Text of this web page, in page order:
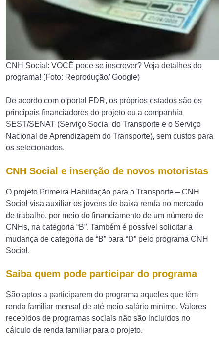
CNH Social: VOCÊ pode se inscrever? Veja detalhes do
programa! (Foto: Reprodução/ Google)
De acordo com o portal FDR, os próprios estados são os
principais financiadores do projeto ou a companhia
SEST/SENAT (Serviço Social do Transporte e o Serviço
Nacional de Aprendizagem do Transporte), sem custos para
os selecionados.
CNH Social e inserção de novos motoristas
O projeto Primeira Habilitação para o Transporte – CNH
Social visa auxiliar os jovens de baixa renda no mercado
de trabalho, por meio do financiamento de um número de
CNHs, na categoria “B”. Também é possível solicitar a
mudança de categoria de “B” para “D” pelo programa CNH
Social.
Saiba quem pode participar do programa
São aptos a participarem do programa aqueles que têm
renda familiar mensal de até meio salário mínimo. Valores
recebidos de programas sociais não são incluídos no
cálculo de renda familiar para o projeto.